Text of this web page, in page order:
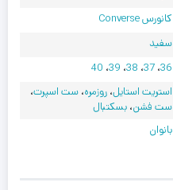
کانورس Converse
سفید
36،37، 38، 39، 40
استریت استایل،روزمره،ست اسپرت،
ست فشن،بسکتبال
بانوان